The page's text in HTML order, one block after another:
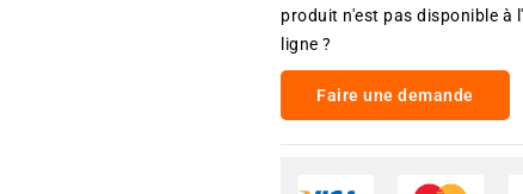
produit n'est pas disponible à
ligne ?
Faire une demande